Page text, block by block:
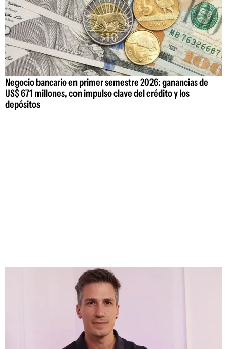
Negocio bancario en primer semestre 2026: ganancias de
US$ 671 millones, con impulso clave del crédito y los
depósitos